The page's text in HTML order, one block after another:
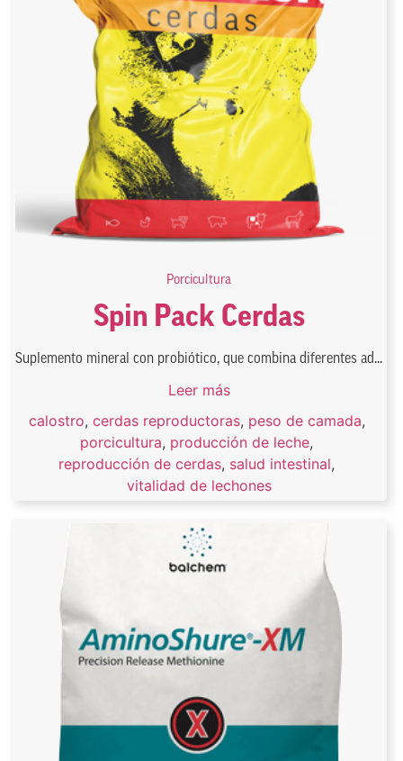
Porcicultura
Spin Pack Cerdas
Suplemento mineral con probiótico, que combina diferentes ad...
Leer más
calostro, cerdas reproductoras, peso de camada,
porcicultura, producción de leche,
reproducción de cerdas, salud intestinal,
vitalidad de lechones